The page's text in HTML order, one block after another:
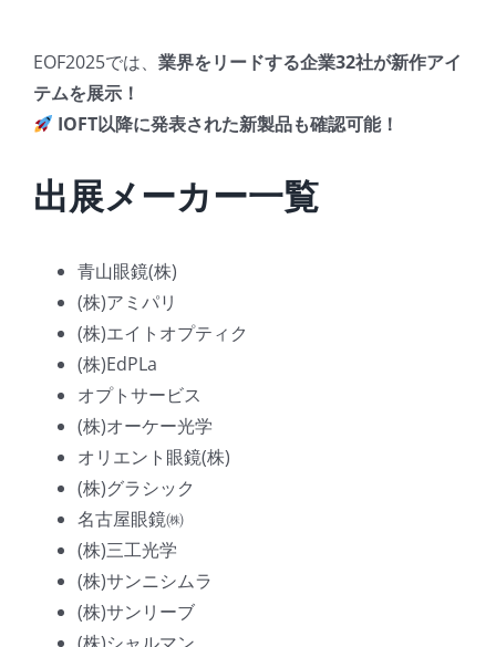
EOF2025では、 業界をリードする企業32社が新作アイ
テムを展示！
IOFT以降に発表された新製品も確認可能！
出展メーカー一覧
青山眼鏡(株)
(株)アミパリ
(株)エイトオプティク
(株)EdPLa
オプトサービス
(株)オーケー光学
オリエント眼鏡(株)
(株)グラシック
名古屋眼鏡㈱
(株)三工光学
(株)サンニシムラ
(株)サンリーブ